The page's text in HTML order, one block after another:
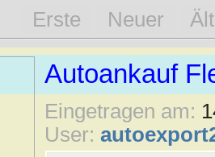
Erste Neuer
Autoankauf
Eingetragen am:
User: